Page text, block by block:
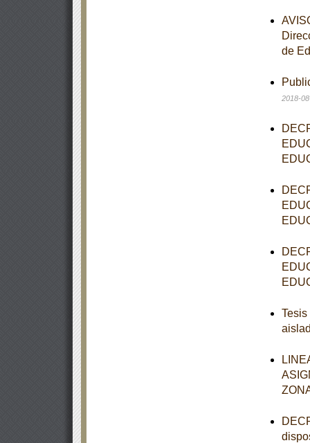
de
2018-